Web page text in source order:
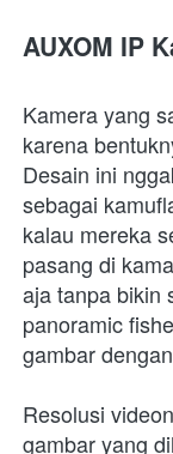
AUXOM IP
Kamera yang
karena
Desain ini
sebagai
kalau mereka
pasang di
aja tanpa bikin
panoramic
gambar
Resolusi
gambar yang